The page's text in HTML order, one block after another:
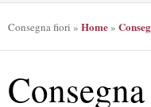
Consegna fiori » Home»